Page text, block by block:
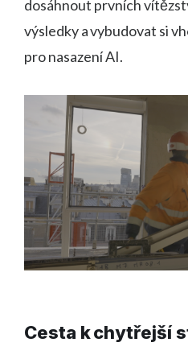
dosáhnout prvních
výsledky a vybudovat si
pro nasazení AI.
Cesta k chytřejší